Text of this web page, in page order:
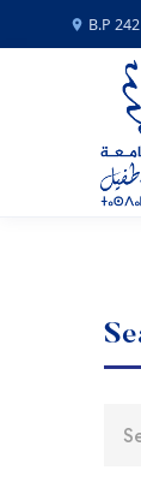
B.P